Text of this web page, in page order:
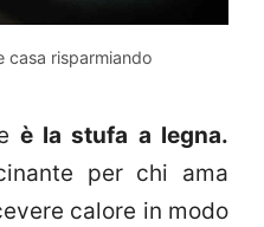
casa risparmiando
è la stufa a legna.
per chi ama
calore in modo